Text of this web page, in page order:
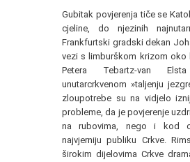
Gubitak povjerenja tiče se
cjeline, do njezinih
Frankfurtski gradski dekan
vezi s limburškom krizom oko
Petera Tebartz-van
unutarcrkvenom »taljenju
zloupotrebe su na vidjelo
probleme, da je povjerenje
na rubovima, nego i kod
najvjerniju publiku Crkve.
širokim dijelovima Crkve